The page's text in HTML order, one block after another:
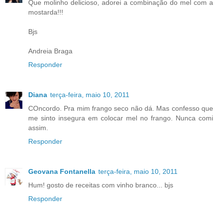
Que molinho delicioso, adorei a combinação do mel com a
mostarda!!!
Bjs
Andreia Braga
Responder
Diana terça-feira, maio 10, 2011
COncordo. Pra mim frango seco não dá. Mas confesso que
me sinto insegura em colocar mel no frango. Nunca comi
assim.
Responder
Geovana Fontanella terça-feira, maio 10, 2011
Hum! gosto de receitas com vinho branco... bjs
Responder